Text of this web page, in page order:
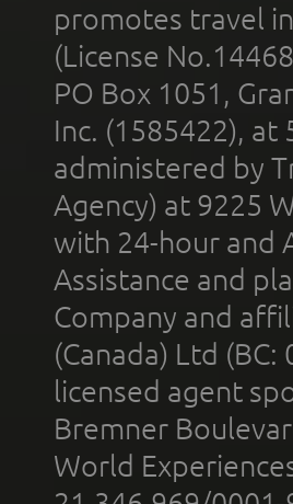
promotes travel
(License
PO Box 1051,
Inc. (1585422), at
administered by
Agency) at 9225
with 24-hour and
Assistance and
Company and
(Canada) Ltd
licensed agent
Bremner
World